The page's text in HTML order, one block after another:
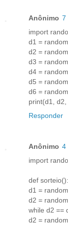
Anônimo 7
import
d1 =
d2 =
d3 =
d4 =
d5 =
d6 =
print(d1,
Responder
Anônimo 4
import
def sorteio():
d1 =
d2 =
while d2 ==
d2 =